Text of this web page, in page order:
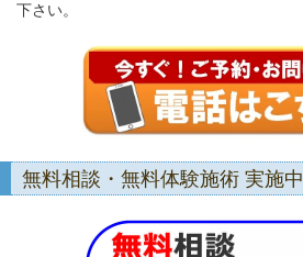
下さい。
無料相談・無料体験施術 実施中